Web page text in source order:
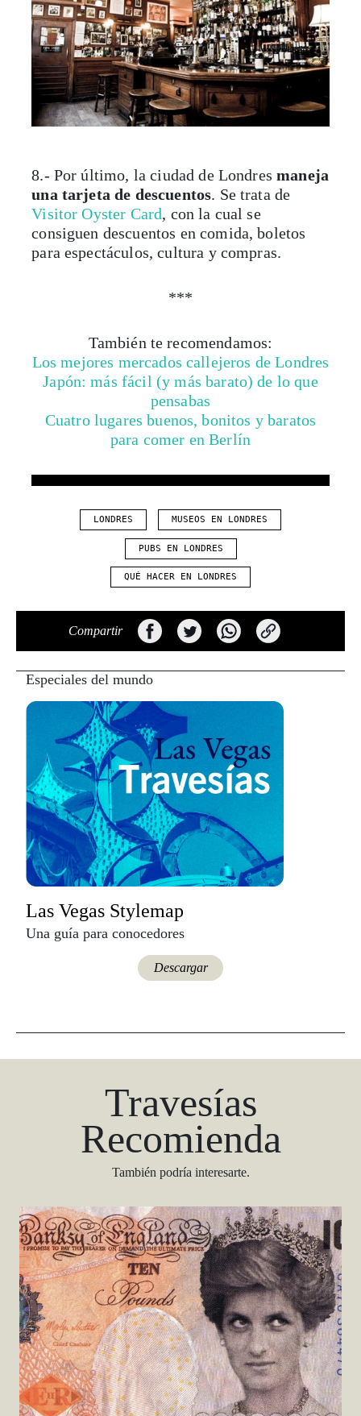
8.- Por último, la ciudad de Londresmaneja
una tarjeta de descuentos. Se trata de
Visitor Oyster Card, con la cual se
consiguen descuentos en comida, boletos
para espectáculos, cultura y compras.
***
También te recomendamos:
Los mejores mercados callejeros de Londres
Japón: más fácil (y más barato) de lo que
pensabas
Cuatro lugares buenos, bonitos y baratos
para comer en Berlín
LONDRES MUSEOS EN LONDRES
PUBS EN LONDRES
QUÉ HACER EN LONDRES
Compartir
Especiales del mundo
Las Vegas Stylemap
Una guía para conocedores
Descargar
Travesías
Recomienda
También podría interesarte.